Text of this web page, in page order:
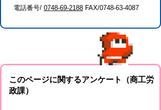
電話番号/ 0748-69-2188 FAX/0748-63-4087
このページに関するアンケート（商工労
政課）